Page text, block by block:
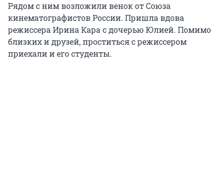
Рядом с ним возложили венок от Союза
кинематографистов России. Пришла вдова
режиссера Ирина Кара с дочерью Юлией. Помимо
близких и друзей, проститься с режиссером
приехали и его студенты.